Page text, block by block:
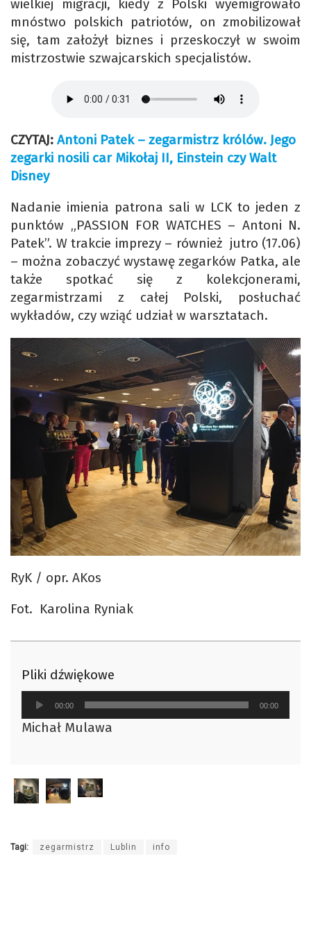
wielkiej migracji, kiedy z Polski wyemigrowało
mnóstwo polskich patriotów, on zmobilizował
się, tam założył biznes i przeskoczył w swoim
mistrzostwie szwajcarskich specjalistów.
CZYTAJ: Antoni Patek – zegarmistrz królów. Jego
zegarki nosili car Mikołaj II, Einstein czy Walt
Disney
Nadanie imienia patrona sali w LCK to jeden z
punktów „PASSION FOR WATCHES – Antoni N.
Patek”. W trakcie imprezy – również jutro (17.06)
– można zobaczyć wystawę zegarków Patka, ale
także spotkać się z kolekcjonerami,
zegarmistrzami z całej Polski, posłuchać
wykładów, czy wziąć udział w warsztatach.
RyK / opr. AKos
Fot. Karolina Ryniak
Pliki dźwiękowe
Odtwarzacz
plików
dźwiękowych
00:00 00:00
Michał Mulawa
Tagi: zegarmistrz Lublin info